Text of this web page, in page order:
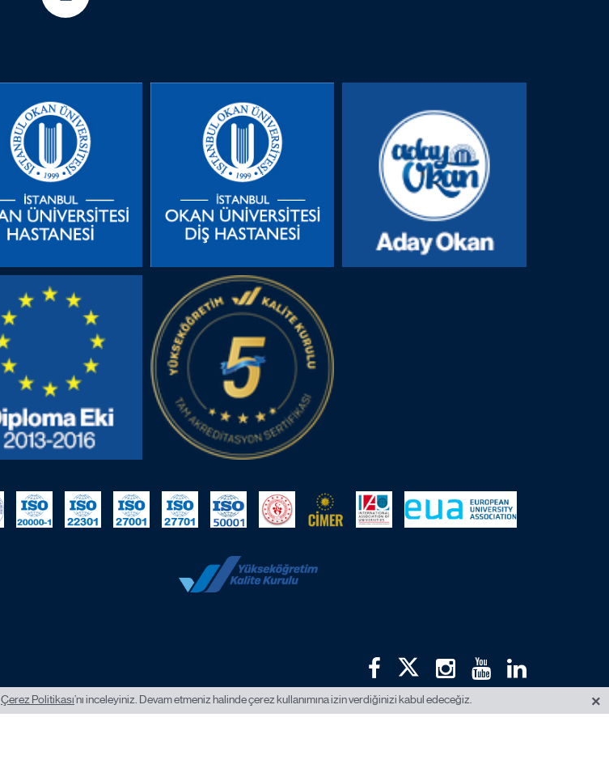
Çerez Politikası’nı inceleyiniz. Devam etmeniz halinde çerez kullanımına izin verdiğinizi kabul edeceğiz. ×